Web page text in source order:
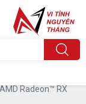
Radeon™ RX